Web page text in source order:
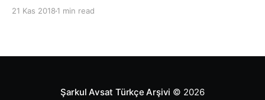
21 Kas 2018 1 min read
Şarkul Avsat Türkçe Arşivi © 2026